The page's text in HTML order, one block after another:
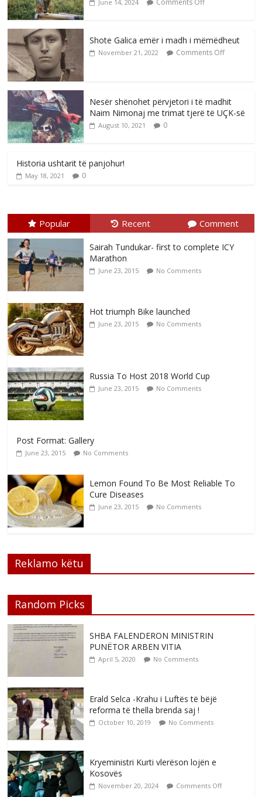
June 14, 2024
Shote Galica emër i madh i mëmëdheut
November 21, 2022 Comments Off
Nesër shënohet përvjetori i të madhit
Naim Nimonaj me trimat tjerë të UÇK-së
August 10, 2021 0
Historia ushtarit të panjohur!
May 18, 2021 0
Popular Recent Comment
Sairah Tundukar- first to complete ICY
Marathon
June 23, 2015 No Comments
Hot triumph Bike launched
June 23, 2015 No Comments
Russia To Host 2018 World Cup
June 23, 2015 No Comments
Post Format: Gallery
June 23, 2015 No Comments
Lemon Found To Be Most Reliable To
Cure Diseases
June 23, 2015 No Comments
Reklamo këtu
Random Picks
SHBA FALENDERON MINISTRIN
PUNËTOR ARBEN VITIA
April 5, 2020 No Comments
Erald Selca -Krahu i Luftës të bëjë
reforma të thella brenda saj !
October 10, 2019 No Comments
Kryeministri Kurti vlerëson lojën e
Kosovës
November 20, 2024 Comments Off